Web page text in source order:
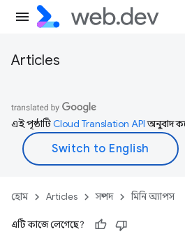
Articles
এই পৃষ্ঠাটিCloud Translation APIঅনুবাদ
হোম Articles সম্পদ মিনি অ্যাপস
এটি কাজে লেগেছে?